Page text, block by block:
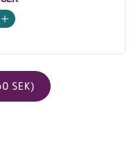
SEK)